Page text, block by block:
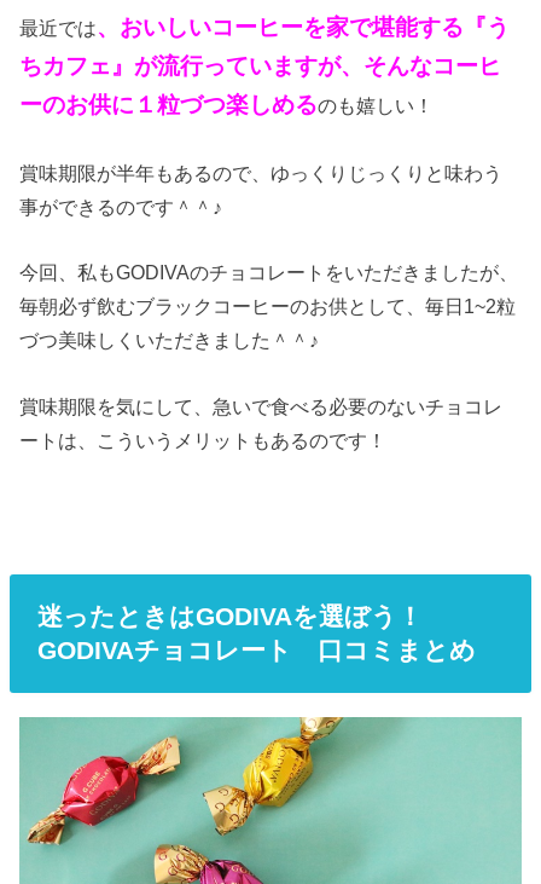
最近では、おいしいコーヒーを家で堪能する『う
ちカフェ』が流行っていますが、そんなコーヒ
ーのお供に１粒づつ楽しめるのも嬉しい！
賞味期限が半年もあるので、ゆっくりじっくりと味わう
事ができるのです＾＾♪
今回、私もGODIVAのチョコレートをいただきましたが、
毎朝必ず飲むブラックコーヒーのお供として、毎日1~2粒
づつ美味しくいただきました＾＾♪
賞味期限を気にして、急いで食べる必要のないチョコレ
ートは、こういうメリットもあるのです！
迷ったときはGODIVAを選ぼう！
GODIVAチョコレート 口コミまとめ